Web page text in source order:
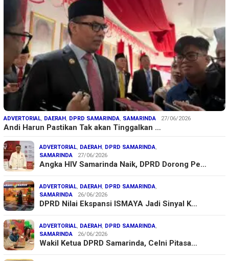
ADVERTORIAL, DAERAH, DPRD SAMARINDA, SAMARINDA 27/06/2026
Andi Harun Pastikan Tak akan Tinggalkan …
ADVERTORIAL, DAERAH, DPRD SAMARINDA,
SAMARINDA
27/06/2026
Angka HIV Samarinda Naik, DPRD Dorong Pe…
ADVERTORIAL, DAERAH, DPRD SAMARINDA,
SAMARINDA
26/06/2026
DPRD Nilai Ekspansi ISMAYA Jadi Sinyal K…
ADVERTORIAL, DAERAH, DPRD SAMARINDA,
SAMARINDA
26/06/2026
Wakil Ketua DPRD Samarinda, Celni Pitasa…